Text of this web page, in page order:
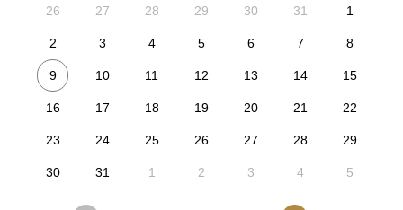
26 27 28 29 30 31 1
2 3 4 5 6 7 8
9 10 11 12 13 14 15
16 17 18 19 20 21 22
23 24 25 26 27 28 29
30 31 1 2 3 4 5